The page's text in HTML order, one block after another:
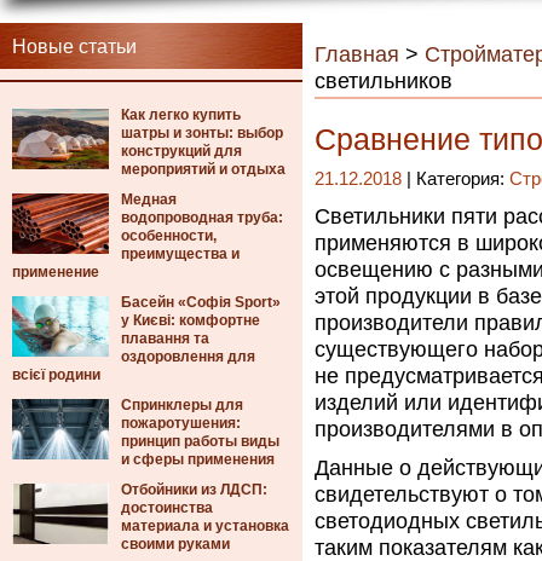
Новые статьи
Как легко купить
шатры и зонты: выбор
конструкций для
мероприятий и отдыха
Медная
водопроводная труба:
особенности,
преимущества и
применение
Басейн «Софія Sport»
у Києві: комфортне
плавання та
оздоровлення для
всієї родини
Спринклеры для
пожаротушения:
принцип работы виды
и сферы применения
Отбойники из ЛДСП:
достоинства
материала и установка
своими руками
Главная >
светильников
Сравнение
21.12.2018 | Категория:
Светильники пяти
применяются в
освещению с
этой продукции в
производители
существующего
не
изделий или
производителями в
Данные о
свидетельствуют о
светодиодных
таким показателям